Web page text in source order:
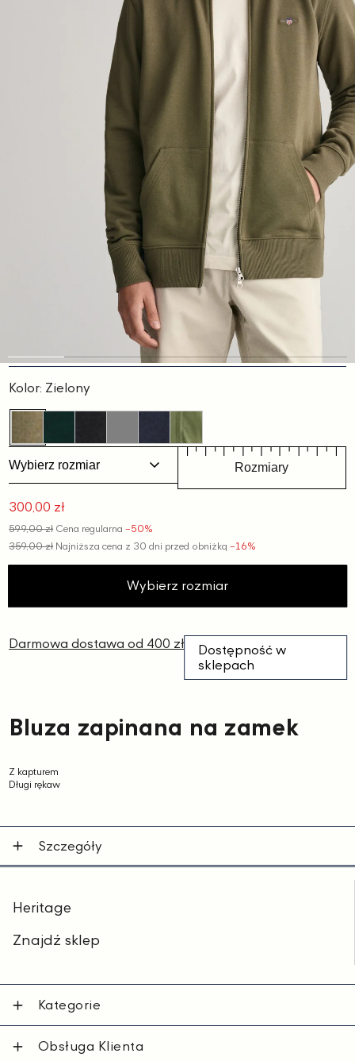
Slajd
Slajd
Slajd
Slajd
Slajd
Slajd
Bluza zapinana na zamek
Z kapturem
Długi rękaw
Kolor: Zielony
Wybierz rozmiar Rozmiary
Cena
promocyjna
300,00 zł
599,00 zł Cena regularna −50%
359,00 złNajniższa cena z 30 dni przed obniżką−16%
Wybierz rozmiar
Darmowa dostawa od 400 zł
Dostępność w
sklepach
Szczegóły
Heritage
Znajdź sklep
Kategorie
Obsługa Klienta